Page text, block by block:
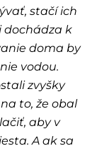
stačí ich
dochádza k
doma by
vodou.
zvyšky
to, že obal
aby v
A ak sa